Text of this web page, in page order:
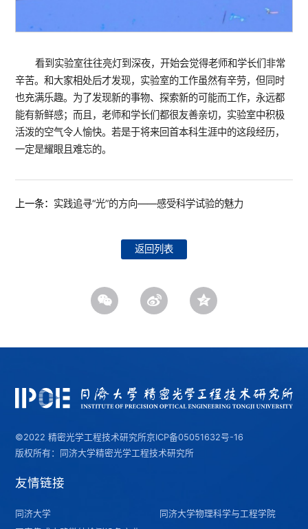
看到实验室往往亮灯到深夜，开始会觉得老师和学长们非常
辛苦。和大家相处后才发现，实验室的工作虽然有辛劳，但同时
也充满乐趣。为了发现新的事物、探索新的可能而工作，永远都
能有新鲜感；而且，老师和学长们都很友善亲切，实验室中积极
活泼的空气令人愉快。若是于将来回首本科生涯中的这段经历，
一定是耀眼且难忘的。
上一条： 实践追寻“光”的方向——感受科学试验的魅力
返回列表
©2022 精密光学工程技术研究所京ICP备05051632号-16
版权所有：同济大学精密光学工程技术研究所
友情链接
同济大学
同济大学物理科学与工程学院